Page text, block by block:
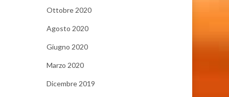
Ottobre 2020
Agosto 2020
Giugno 2020
Marzo 2020
Dicembre 2019